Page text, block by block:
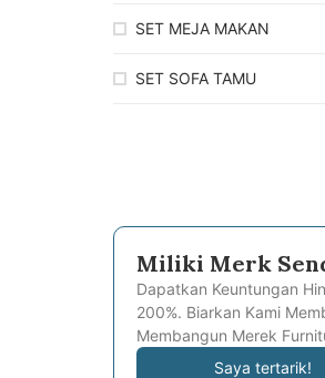
SET MEJA MAKAN
SET SOFA TAMU
Miliki Merk
Dapatkan Keuntungan
200%. Biarkan Kami
Membangun Merek
Saya tertarik!